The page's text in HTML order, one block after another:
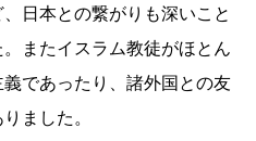
日本との繋がりも深いこと
またイスラム教徒がほとん
であったり、諸外国との友
ました。